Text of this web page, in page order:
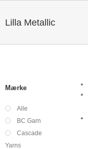
Lilla Metallic
/
Mærke
Alle
BC Garn
Cascade
Yarns